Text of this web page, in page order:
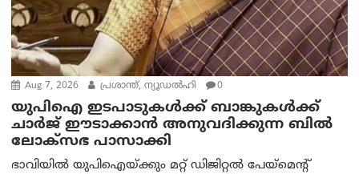
Aug 7, 2026 പ്രശാന്ത്, ന്യൂഡല്‍ഹി 0
യുപിഐ ഇടപാടുകൾക്ക് ബാങ്കുകൾക്ക്
ചാർജ് ഈടാക്കാൻ അനുവദിക്കുന്ന ബിൽ
ലോക്‌സഭ പാസാക്കി
ഭാവിയിൽ യുപിഐയ്ക്കും മറ്റ് ഡിജിറ്റൽ പേയ്‌മെന്റ്